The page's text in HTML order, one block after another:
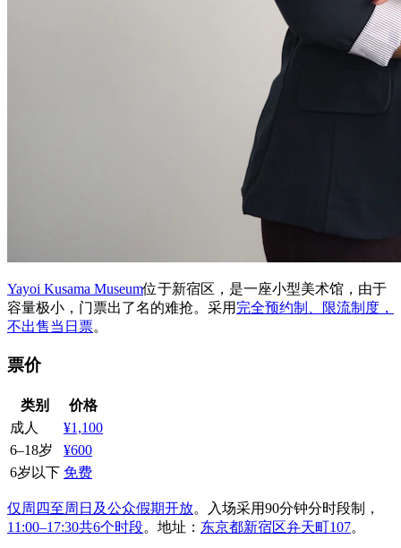
Yayoi Kusama Museum位于新宿区，是一座小型美术馆，由于
容量极小，门票出了名的难抢。采用 完全预约制、限流制度，
不出售当日票。
票价
类别
价格
成人
¥1,100
6–18岁
¥600
6岁以下 免费
仅周四至周日及公众假期开放。入场采用90分钟分时段制，
11:00–17:30共6个时段。地址： 东京都新宿区弁天町107。